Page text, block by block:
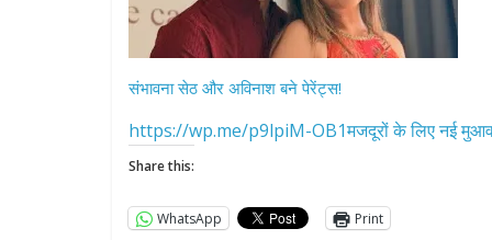
संभावना सेठ और अविनाश बने पेरेंट्स!
https://wp.me/p9lpiM-OB1मजदूरों के लिए नई
Share this:
WhatsApp Print